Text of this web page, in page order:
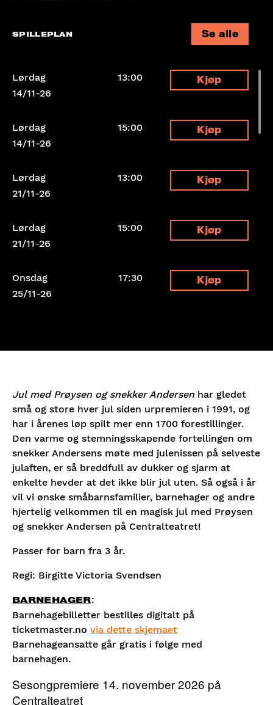
SPILLEPLAN Se alle
Lørdag
14/11-26
13:00 Kjøp
Lørdag
14/11-26
15:00 Kjøp
Lørdag
21/11-26
13:00 Kjøp
Lørdag
21/11-26
15:00 Kjøp
Onsdag
25/11-26
17:30 Kjøp
28/11-26
Lørdag
28/11-26
17:00
Fredag
04/12-26
13:00 Kjøp
Lørdag
13:00 Kjøp
Lørdag
05/12-26
15:00
Torsdag
10/12-26
13:00
Fredag
11/12-26
Kjøp
Jul med Prøysen og snekker Andersen har gledet
små og store hver jul siden urpremieren i 1991, og
har i årenes løp spilt mer enn 1700 forestillinger.
Den varme og stemningsskapende fortellingen om
snekker Andersens møte med julenissen på selveste
julaften, er så breddfull av dukker og sjarm at
enkelte hevder at det ikke blir jul uten. Så også i år
vil vi ønske småbarnsfamilier, barnehager og andre
hjertelig velkommen til en magisk jul med Prøysen
og snekker Andersen på Centralteatret!
Passer for barn fra 3 år.
Regi: Birgitte Victoria Svendsen
BARNEHAGER:
Barnehagebilletter bestilles digitalt på
ticketmaster.no via dette skjemaet
Barnehageansatte går gratis i følge med
barnehagen.
Sesongpremiere 14. november 2026 på
Centralteatret